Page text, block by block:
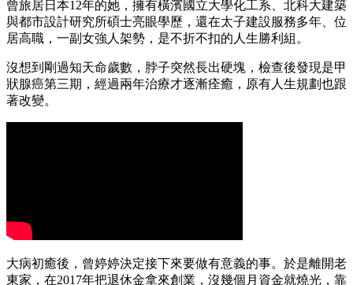
曾旅居日本12年的她，擁有橫濱國立大學化工系、北科大建築
與都市設計研究所碩士亮眼學歷，還在太子建設服務多年、位
居高職，一副女強人架勢，是不折不扣的人生勝利組。
沒想到剛過知天命歲數，脖子突然長出硬塊，檢查後發現是甲
狀腺癌第三期，經過兩年治療才逐漸痊癒，原有人生規劃也跟
著改變。
大病初癒後，曾婷婷決定接下來要做有意義的事。於是離開老
東家，在2017年把退休金拿來創業，沒幾個月資金就燒光，靠